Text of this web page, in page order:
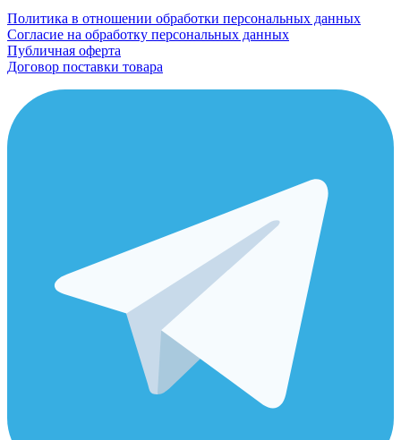
Политика в отношении обработки персональных данных
Согласие на обработку персональных данных
Публичная оферта
Договор поставки товара